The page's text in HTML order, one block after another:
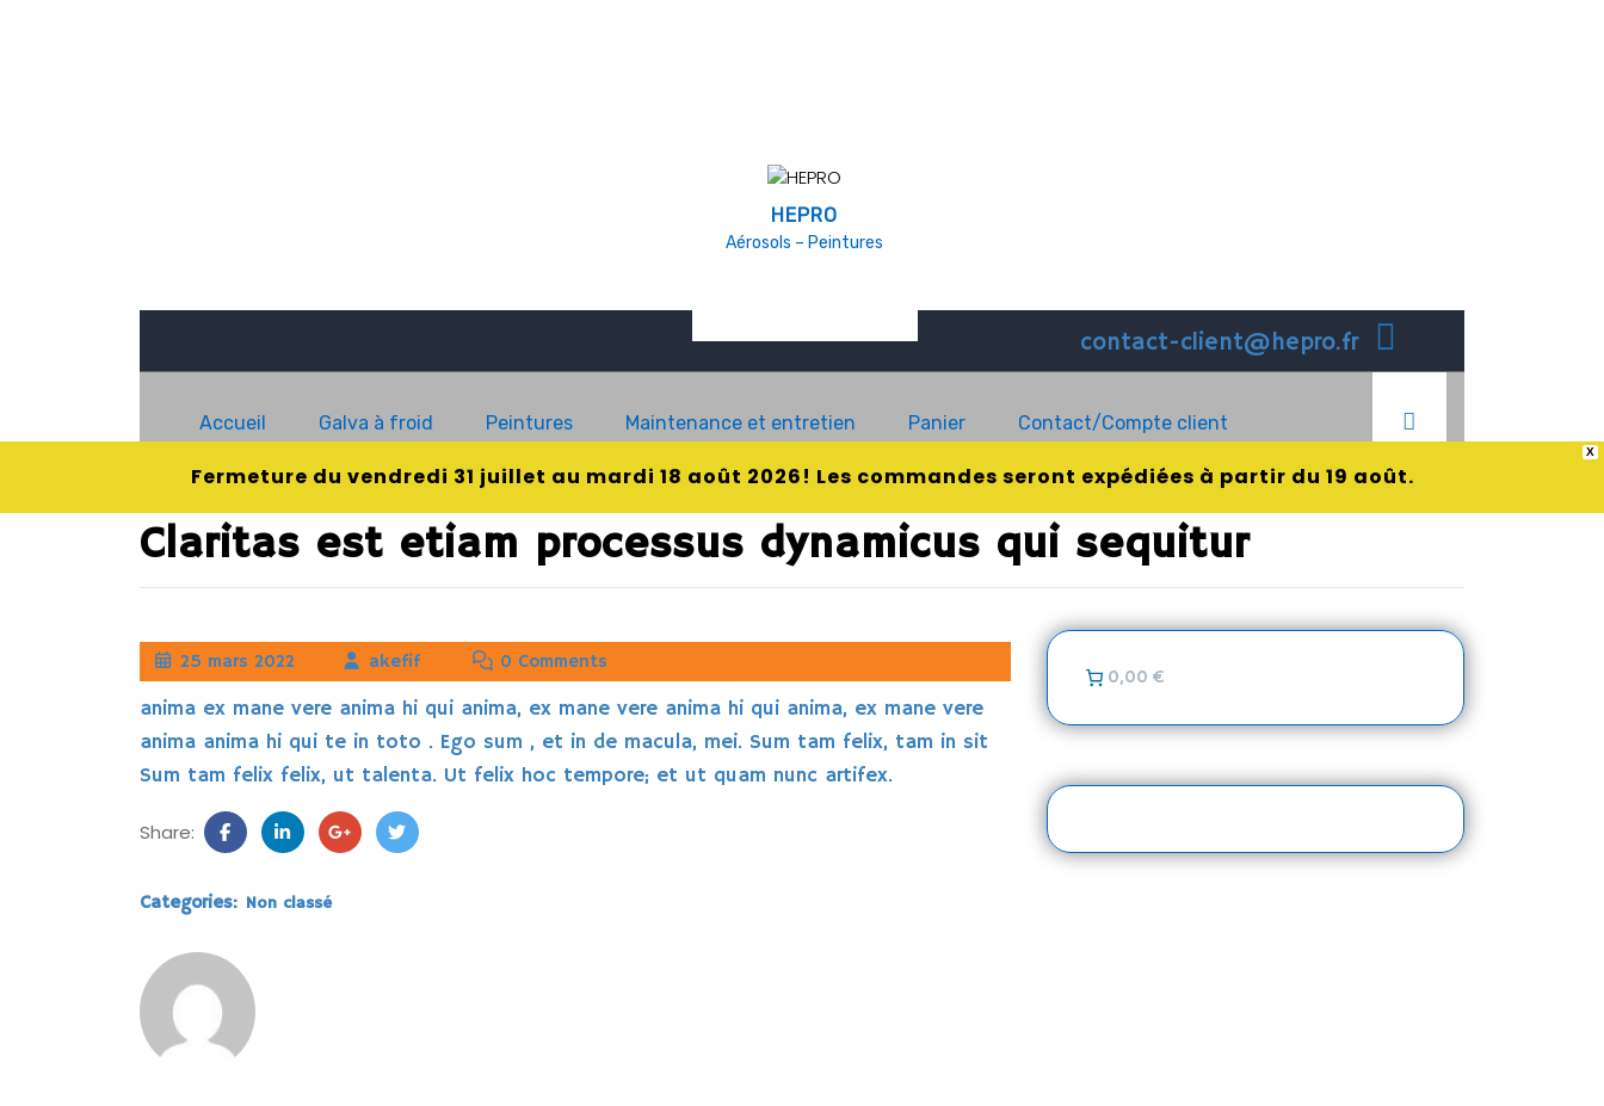
X
Fermeture du vendredi 31 juillet au mardi 18 août 2026! Les commandes seront expédiées à partir du 19 août.
HEPRO
Aérosols – Peintures
contact-client@hepro.fr
Accueil Galva à froid Peintures Maintenance et entretien Panier Contact/Compte client
Claritas est etiam processus dynamicus qui sequitur
25 mars 2022 akefif 0 Comments
anima ex mane vere anima hi qui anima, ex mane vere anima hi qui anima, ex mane vere
anima anima hi qui te in toto . Ego sum , et in de macula, mei. Sum tam felix, tam in sit
Sum tam felix felix, ut talenta. Ut felix hoc tempore; et ut quam nunc artifex.
Share:
Categories: Non classé
0,00 €